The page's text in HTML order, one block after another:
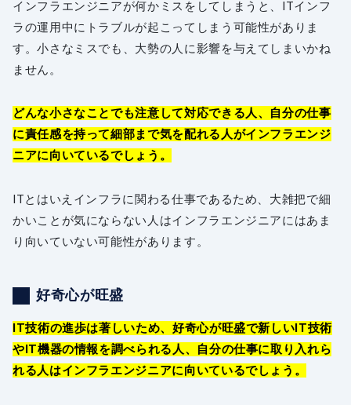
インフラエンジニアが何かミスをしてしまうと、ITインフ
ラの運用中にトラブルが起こってしまう可能性がありま
す。小さなミスでも、大勢の人に影響を与えてしまいかね
ません。
どんな小さなことでも注意して対応できる人、自分の仕事
に責任感を持って細部まで気を配れる人がインフラエンジ
ニアに向いているでしょう。
ITとはいえインフラに関わる仕事であるため、大雑把で細
かいことが気にならない人はインフラエンジニアにはあま
り向いていない可能性があります。
好奇心が旺盛
IT技術の進歩は著しいため、好奇心が旺盛で新しいIT技術
やIT機器の情報を調べられる人、自分の仕事に取り入れら
れる人はインフラエンジニアに向いているでしょう。